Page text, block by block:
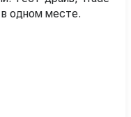
одном месте.